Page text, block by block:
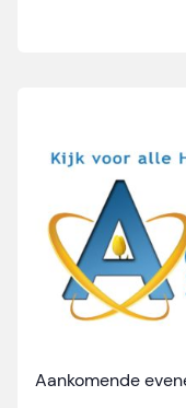
Aankomende